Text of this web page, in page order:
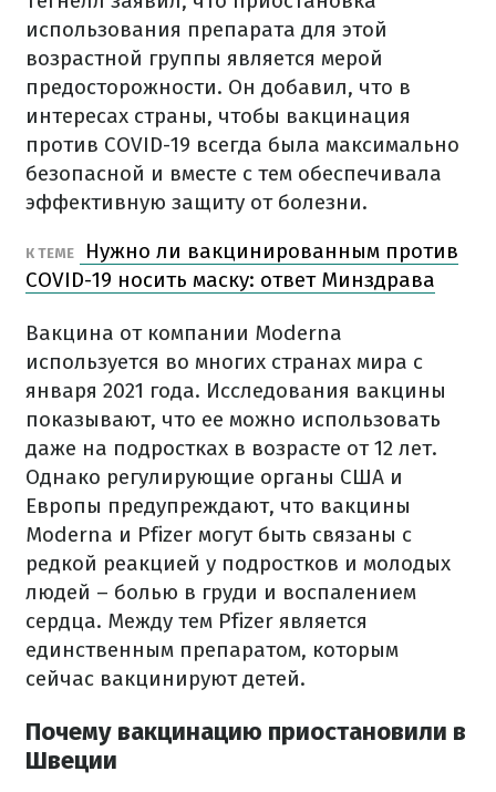
использования препарата для этой
возрастной группы является мерой
предосторожности. Он добавил, что в
интересах страны, чтобы вакцинация
против COVID-19 всегда была максимально
безопасной и вместе с тем обеспечивала
эффективную защиту от болезни.
К ТЕМЕ
Нужно ли вакцинированным против
COVID-19 носить маску: ответ Минздрава
Вакцина от компании Moderna
используется во многих странах мира с
января 2021 года. Исследования вакцины
показывают, что ее можно использовать
даже на подростках в возрасте от 12 лет.
Однако регулирующие органы США и
Европы предупреждают, что вакцины
Moderna и Pfizer могут быть связаны с
редкой реакцией у подростков и молодых
людей – болью в груди и воспалением
сердца. Между тем Pfizer является
единственным препаратом, которым
сейчас вакцинируют детей.
Почему вакцинацию приостановили в
Швеции